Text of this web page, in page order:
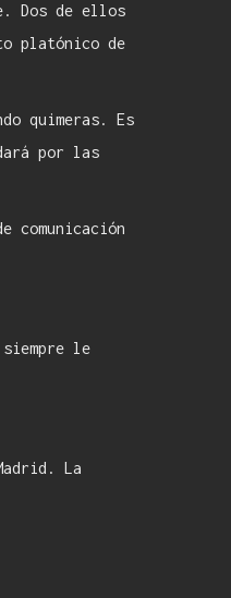
Dos de ellos
platónico de
quimeras. Es
por las
comunicación
le
La